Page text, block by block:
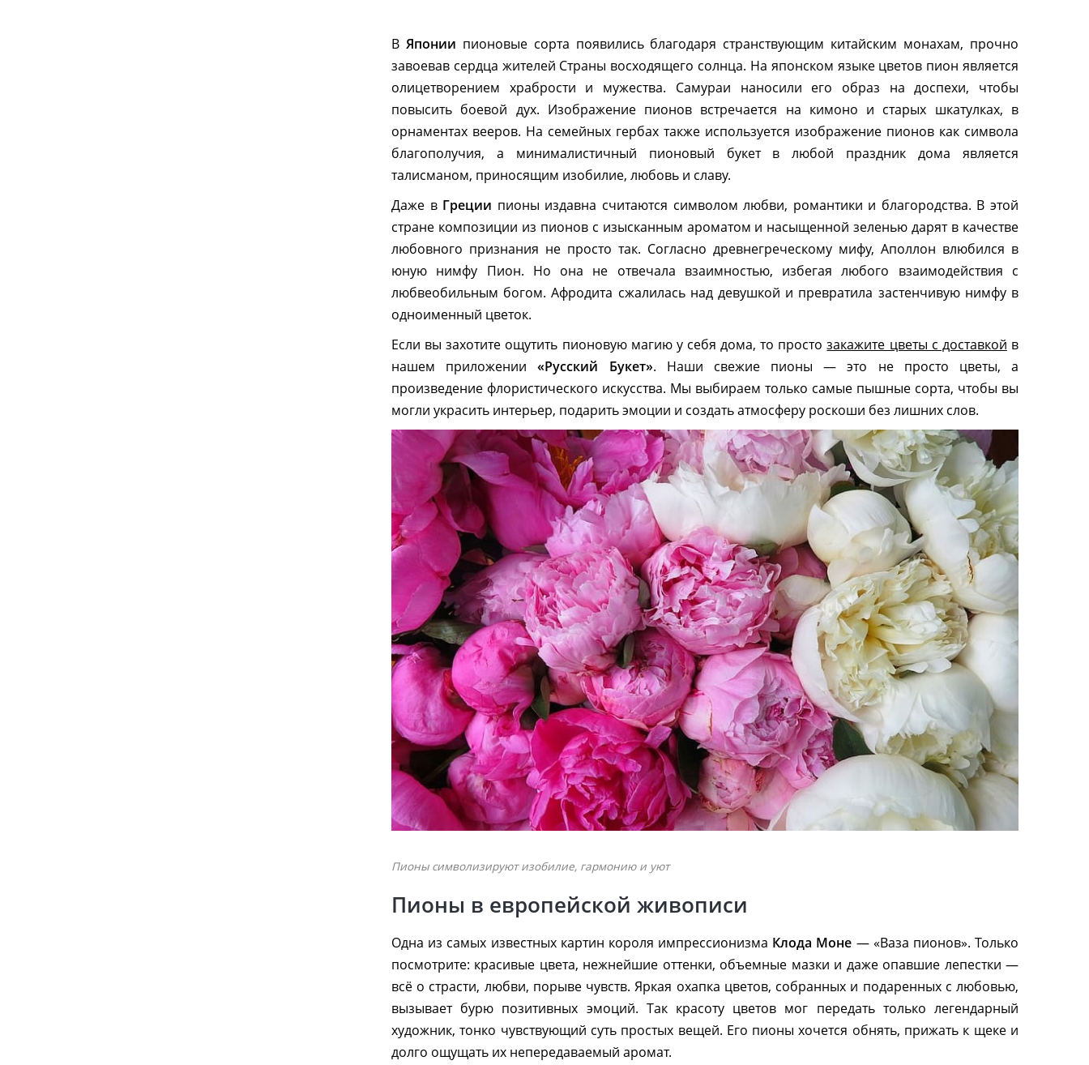
В Японии пионовые сорта появились благодаря странствующим китайским монахам, прочно
завоевав сердца жителей Страны восходящего солнца. На японском языке цветов пион является
олицетворением храбрости и мужества. Самураи наносили его образ на доспехи, чтобы
повысить боевой дух. Изображение пионов встречается на кимоно и старых шкатулках, в
орнаментах вееров. На семейных гербах также используется изображение пионов как символа
благополучия, а минималистичный пионовый букет в любой праздник дома является
талисманом, приносящим изобилие, любовь и славу.
Даже в Греции пионы издавна считаются символом любви, романтики и благородства. В этой
стране композиции из пионов с изысканным ароматом и насыщенной зеленью дарят в качестве
любовного признания не просто так. Согласно древнегреческому мифу, Аполлон влюбился в
юную нимфу Пион. Но она не отвечала взаимностью, избегая любого взаимодействия с
любвеобильным богом. Афродита сжалилась над девушкой и превратила застенчивую нимфу в
одноименный цветок.
Если вы захотите ощутить пионовую магию у себя дома, то простозакажите цветы с доставкой в
нашем приложении«Русский Букет». Наши свежие пионы — это не просто цветы, а
произведение флористического искусства. Мы выбираем только самые пышные сорта, чтобы вы
могли украсить интерьер, подарить эмоции и создать атмосферу роскоши без лишних слов.
Пионы символизируют изобилие, гармонию и уют
Пионы в европейской живописи
Одна из самых известных картин короля импрессионизма Клода Моне — «Ваза пионов». Только
посмотрите: красивые цвета, нежнейшие оттенки, объемные мазки и даже опавшие лепестки —
всё о страсти, любви, порыве чувств. Яркая охапка цветов, собранных и подаренных с любовью,
вызывает бурю позитивных эмоций. Так красоту цветов мог передать только легендарный
художник, тонко чувствующий суть простых вещей. Его пионы хочется обнять, прижать к щеке и
долго ощущать их непередаваемый аромат.